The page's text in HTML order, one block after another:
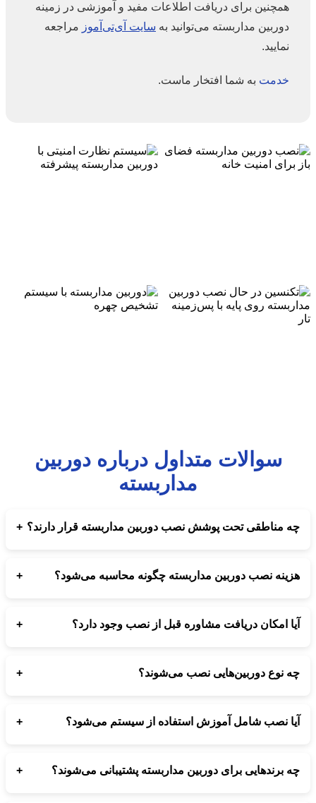
همچنین برای دریافت اطلاعات مفید و آموزشی در زمینه
دوربین مداربسته می‌توانید به سایت آی‌تی‌آموزمراجعه
نمایید.
خدمتبه شما افتخار ماست.
سوالات متداول درباره دوربین
مداربسته
چه مناطقی تحت پوشش نصب دوربین مداربسته قرار دارند؟ +
مجموعه ارتباط‌ساز پوشش داده می‌شود.
هزینه نصب دوربین مداربسته چگونه محاسبه می‌شود؟
بررسی دقیق مشخص می‌شود.
آیا امکان دریافت مشاوره قبل از نصب وجود دارد؟
چه نوع دوربین‌هایی نصب می‌شوند؟
دید در شب و ضبط هوشمند توسط ما پشتیبانی می‌شوند.
آیا نصب شامل آموزش استفاده از سیستم می‌شود؟
چه برندهایی برای دوربین مداربسته پشتیبانی می‌شوند؟